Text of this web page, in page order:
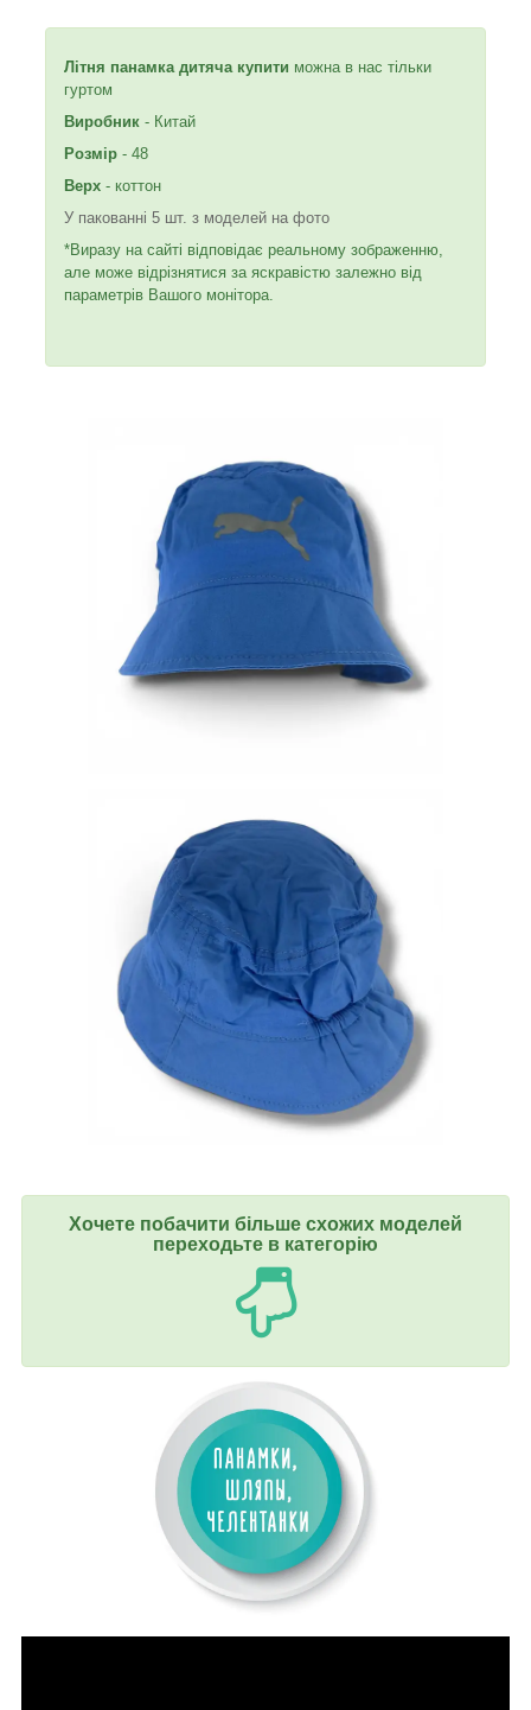
Літня панамка дитяча купити можна в нас тільки
гуртом
Виробник - Китай
Розмір - 48
Верх - коттон
У пакованні 5 шт. з моделей на фото
*Виразу на сайті відповідає реальному зображенню,
але може відрізнятися за яскравістю залежно від
параметрів Вашого монітора.
Хочете побачити більше схожих моделей
переходьте в категорію